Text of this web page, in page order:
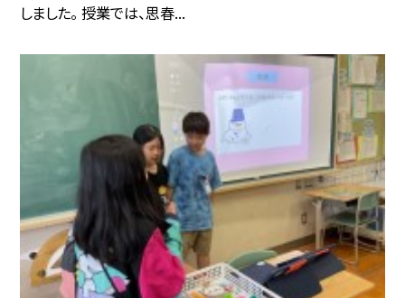
しました。 授業では、思春...